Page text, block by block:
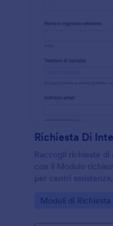
Richiesta Di
Raccogli richieste di
con il Modulo
per centri
modulo con Jotform.
Go to Category:
Moduli di Richiesta